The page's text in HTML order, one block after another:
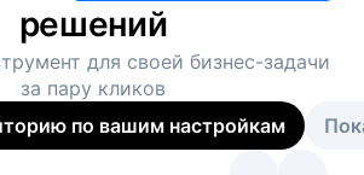
решений
для своей бизнес-задачи
за пару кликов
по вашим настройкам